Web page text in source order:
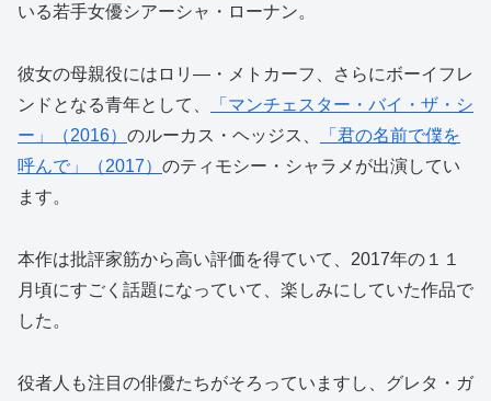
いる若手女優シアーシャ・ローナン。
彼女の母親役にはロリ―・メトカーフ、さらにボーイフレ
ンドとなる青年として、
「マンチェスター・バイ・ザ・シ
ー」（2016） のルーカス・ヘッジス、
「君の名前で僕を
呼んで」（2017） のティモシー・シャラメが出演してい
ます。
本作は批評家筋から高い評価を得ていて、2017年の１１
月頃にすごく話題になっていて、楽しみにしていた作品で
した。
役者人も注目の俳優たちがそろっていますし、グレタ・ガ